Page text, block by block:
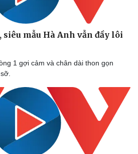
siêu mẫu Hà Anh vẫn đầy lôi
1 gợi cảm và chân dài thon gọn